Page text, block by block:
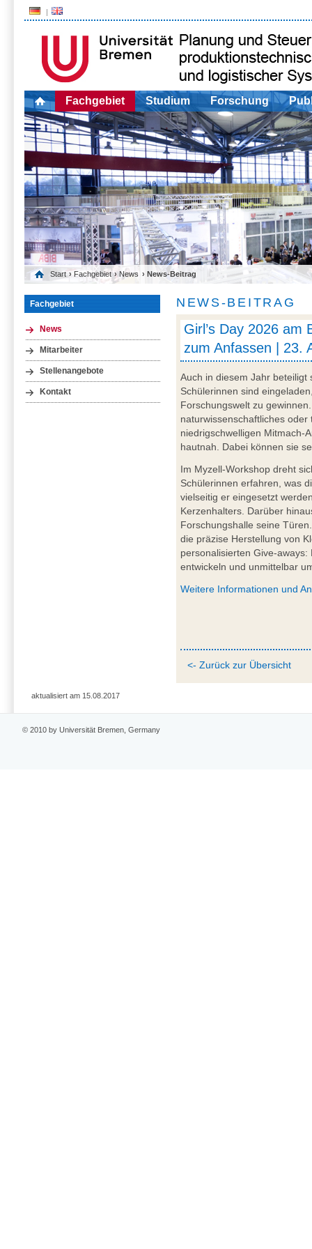
Fachgebiet Studium Forschung
Start › Fachgebiet › News › News-Beitrag
Fachgebiet
News
Mitarbeiter
Stellenangebote
Kontakt
NEWS-BEITRAG
Girl’s Day 2026 am
zum Anfassen | 23.
Auch in diesem Jahr beteiligt
Schülerinnen sind
Forschungswelt zu
naturwissenschaftliches
niedrigschwelligen Mitmach-
hautnah. Dabei können sie
Im Myzell-Workshop dreht
Schülerinnen erfahren, was
vielseitig er eingesetzt
Kerzenhalters. Darüber
Forschungshalle seine
die präzise Herstellung von
personalisierten Give-
entwickeln und unmittelbar
Weitere Informationen und
<- Zurück zur Übersicht
aktualisiert am 15.08.2017
© 2010 by Universität Bremen, Germany